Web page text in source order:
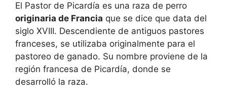
El Pastor de Picardía es una raza de perro
originaria de Francia que se dice que data del
siglo XVIII. Descendiente de antiguos pastores
franceses, se utilizaba originalmente para el
pastoreo de ganado. Su nombre proviene de la
región francesa de Picardía, donde se
desarrolló la raza.